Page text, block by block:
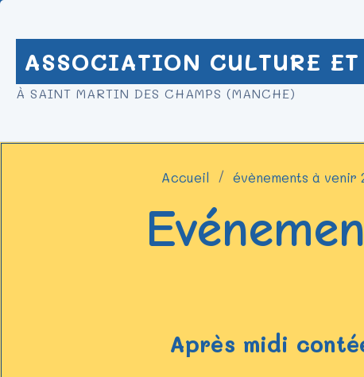
ASSOCIATION CULTURE
À SAINT MARTIN DES CHAMPS (MANCHE)
Accueil évènements à venir
Après midi